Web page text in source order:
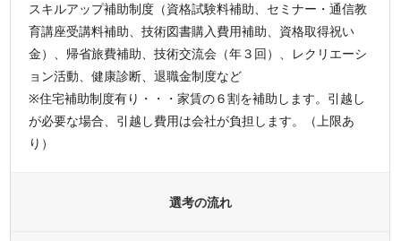
スキルアップ補助制度（資格試験料補助、セミナー・通信教
育講座受講料補助、技術図書購入費用補助、資格取得祝い
金）、帰省旅費補助、技術交流会（年３回）、レクリエーシ
ョン活動、健康診断、退職金制度など
※住宅補助制度有り・・・家賃の６割を補助します。引越し
が必要な場合、引越し費用は会社が負担します。（上限あ
り）
選考の流れ